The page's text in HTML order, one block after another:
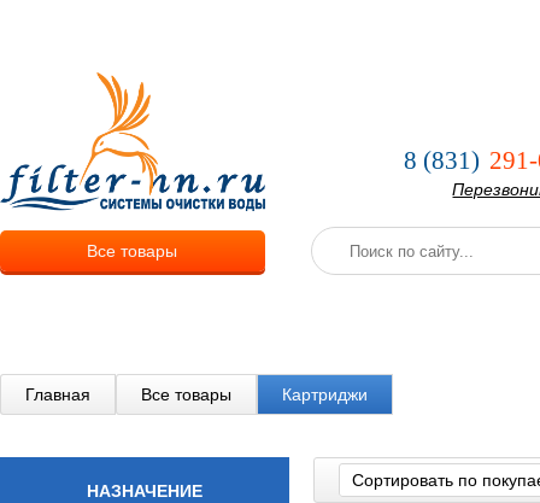
Все товары
8 (831)
Главная Все товары Картриджи
НАЗНАЧЕНИЕ
Сортировать по